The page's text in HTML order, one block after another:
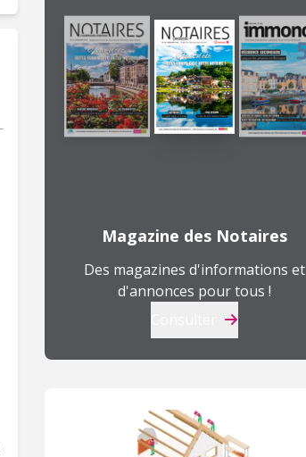
Magazine des Notaires
Des magazines d'informations et
d'annonces pour tous !